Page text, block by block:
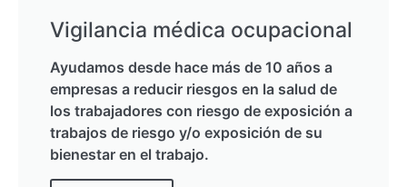
Vigilancia médica ocupacional
Ayudamos desde hace más de 10 años a
empresas a reducir riesgos en la salud de
los trabajadores con riesgo de exposición a
trabajos de riesgo y/o exposición de su
bienestar en el trabajo.